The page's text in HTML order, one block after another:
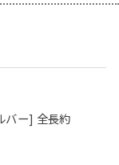
バー] 全長約